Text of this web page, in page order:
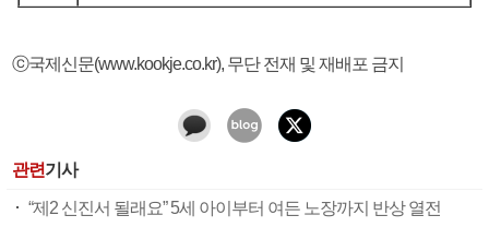
ⓒ국제신문(www.kookje.co.kr), 무단 전재 및 재배포 금지
관련기사
“제2 신진서 될래요” 5세 아이부터 여든 노장까지 반상 열전